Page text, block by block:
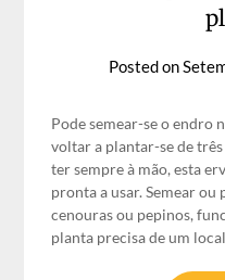
Posted on
Pode semear-se o endro
voltar a plantar-se de
ter sempre à mão, esta
pronta a usar. Semear
cenouras ou pepinos,
planta precisa de um